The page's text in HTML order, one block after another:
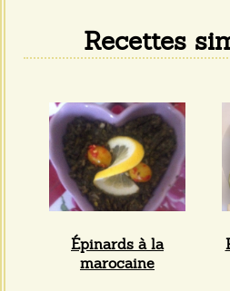
Recettes
Épinards à la
marocaine